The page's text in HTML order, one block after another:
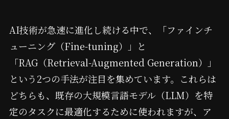
AI技術が急速に進化し続ける中で、「ファインチ
ューニング（Fine-tuning）」と
「RAG（Retrieval-Augmented Generation）」
という2つの手法が注目を集めています。これらは
どちらも、既存の大規模言語モデル（LLM）を特
定のタスクに最適化するために使われますが、ア